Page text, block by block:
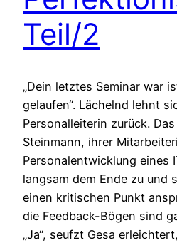
Teil/2
„Dein letztes Seminar war
gelaufen“. Lächelnd lehnt
Personalleiterin zurück.
Steinmann, ihrer
Personalentwicklung eines
langsam dem Ende zu und
einen kritischen Punkt
die Feedback-Bögen sind
„Ja“, seufzt Gesa